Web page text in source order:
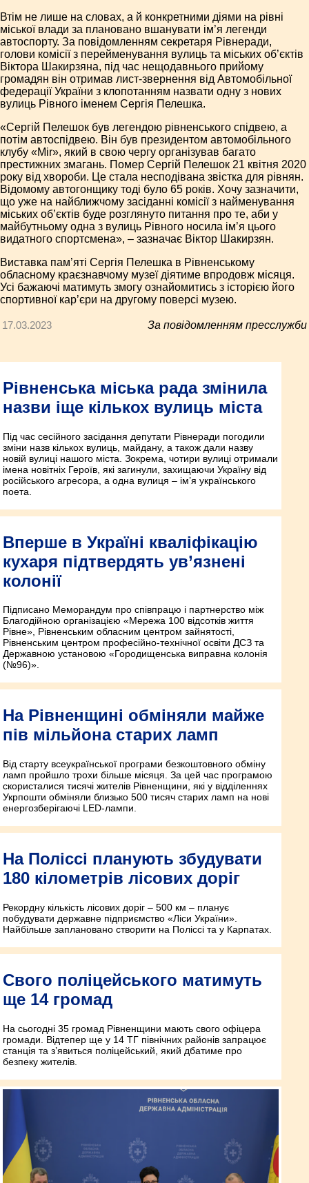
Втім не лише на словах, а й конкретними діями на рівні
міської влади за плановано вшанувати ім’я легенди
автоспорту. За повідомленням секретаря Рівнеради,
голови комісії з перейменування вулиць та міських об’єктів
Віктора Шакирзяна, під час нещодавнього прийому
громадян він отримав лист-звернення від Автомобільної
федерації України з клопотанням назвати одну з нових
вулиць Рівного іменем Сергія Пелешка.
«Сергій Пелешок був легендою рівненського спідвею, а
потім автоспідвею. Він був президентом автомобільного
клубу «Mir», який в свою чергу організував багато
престижних змагань. Помер Сергій Пелешок 21 квітня 2020
року від хвороби. Це стала несподівана звістка для рівнян.
Відомому автогонщику тоді було 65 років. Хочу зазначити,
що уже на найближчому засіданні комісії з найменування
міських об’єктів буде розглянуто питання про те, аби у
майбутньому одна з вулиць Рівного носила ім’я цього
видатного спортсмена», – зазначає Віктор Шакирзян.
Виставка пам’яті Сергія Пелешка в Рівненському
обласному краєзнавчому музеї діятиме впродовж місяця.
Усі бажаючі матимуть змогу ознайомитись з історією його
спортивної кар’єри на другому поверсі музею.
17.03.2023 За повідомленням пресслужби
Рівненська міська рада змінила
назви іще кількох вулиць міста
Під час сесійного засідання депутати Рівнеради погодили
зміни назв кількох вулиць, майдану, а також дали назву
новій вулиці нашого міста. Зокрема, чотири вулиці отримали
імена новітніх Героїв, які загинули, захищаючи Україну від
російського агресора, а одна вулиця – ім’я українського
поета.
Вперше в Україні кваліфікацію
кухаря підтвердять ув’язнені
колонії
Підписано Меморандум про співпрацю і партнерство між
Благодійною організацією «Мережа 100 відсотків життя
Рівне», Рівненським обласним центром зайнятості,
Рівненським центром професійно-технічної освіти ДСЗ та
Державною установою «Городищенська виправна колонія
(№96)».
На Рівненщині обміняли майже
пів мільйона старих ламп
Від старту всеукраїнської програми безкоштовного обміну
ламп пройшло трохи більше місяця. За цей час програмою
скористалися тисячі жителів Рівненщини, які у відділеннях
Укрпошти обміняли близько 500 тисяч старих ламп на нові
енергозберігаючі LED-лампи.
На Поліссі планують збудувати
180 кілометрів лісових доріг
Рекордну кількість лісових доріг – 500 км – планує
побудувати державне підприємство «Ліси України».
Найбільше заплановано створити на Поліссі та у Карпатах.
Свого поліцейського матимуть
ще 14 громад
На сьогодні 35 громад Рівненщини мають свого офіцера
громади. Відтепер ще у 14 ТГ північних районів запрацює
станція та з’явиться поліцейський, який дбатиме про
безпеку жителів.